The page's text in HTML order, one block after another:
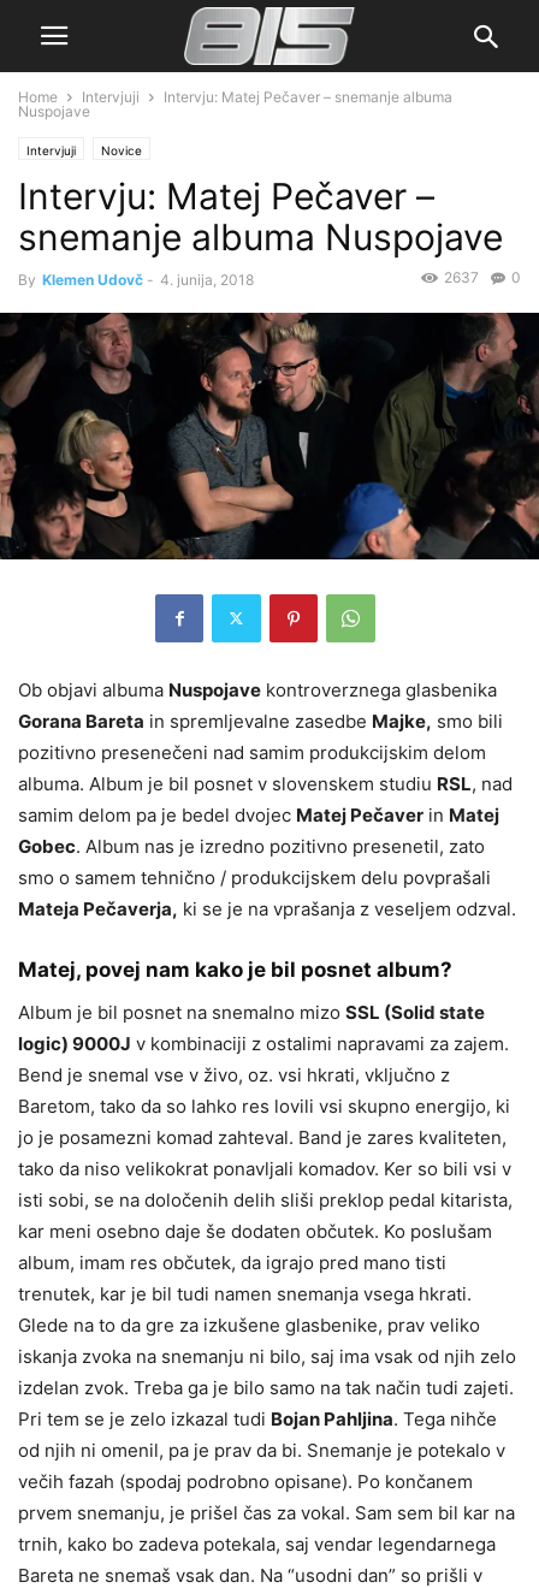
Home Intervjuji
Intervju: Matej Pečaver – snemanje albuma
Nuspojave
Intervjuji Novice
Intervju: Matej Pečaver –
snemanje albuma Nuspojave
By Klemen Udovč - 4. junija, 2018 0
2637
Ob objavi albuma Nuspojave kontroverznega glasbenika
Gorana Bareta in spremljevalne zasedbe Majke, smo bili
pozitivno presenečeni nad samim produkcijskim delom
albuma. Album je bil posnet v slovenskem studiu RSL, nad
samim delom pa je bedel dvojec Matej Pečaver in Matej
Gobec. Album nas je izredno pozitivno presenetil, zato
smo o samem tehnično / produkcijskem delu povprašali
Mateja Pečaverja, ki se je na vprašanja z veseljem odzval.
Matej, povej nam kako je bil posnet album?
Album je bil posnet na snemalno mizo SSL (Solid state
logic) 9000J v kombinaciji z ostalimi napravami za zajem.
Bend je snemal vse v živo, oz. vsi hkrati, vključno z
Baretom, tako da so lahko res lovili vsi skupno energijo, ki
jo je posamezni komad zahteval. Band je zares kvaliteten,
tako da niso velikokrat ponavljali komadov. Ker so bili vsi v
isti sobi, se na določenih delih sliši preklop pedal kitarista,
kar meni osebno daje še dodaten občutek. Ko poslušam
album, imam res občutek, da igrajo pred mano tisti
trenutek, kar je bil tudi namen snemanja vsega hkrati.
Glede na to da gre za izkušene glasbenike, prav veliko
iskanja zvoka na snemanju ni bilo, saj ima vsak od njih zelo
izdelan zvok. Treba ga je bilo samo na tak način tudi zajeti.
Pri tem se je zelo izkazal tudi Bojan Pahljina. Tega nihče
od njih ni omenil, pa je prav da bi. Snemanje je potekalo v
večih fazah (spodaj podrobno opisane). Po končanem
prvem snemanju, je prišel čas za vokal. Sam sem bil kar na
trnih, kako bo zadeva potekala, saj vendar legendarnega
Bareta ne snemaš vsak dan. Na “usodni dan” so prišli v